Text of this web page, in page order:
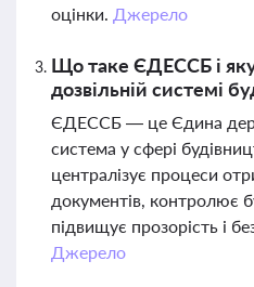
оцінки. Джерело
Що таке ЄДЕССБ і яку
дозвільній системі
ЄДЕССБ — це Єдина
система у сфері
централізує процеси
документів, контролює
підвищує прозорість і
Джерело